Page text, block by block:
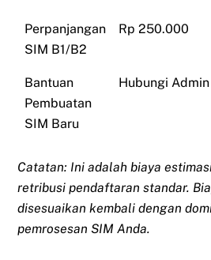
Perpanjangan
SIM B1/B2
Rp 250.000
Bantuan
Pembuatan
SIM Baru
Hubungi Admin
Catatan: Ini adalah biaya
retribusi pendaftaran standar.
disesuaikan kembali dengan
pemrosesan SIM Anda.